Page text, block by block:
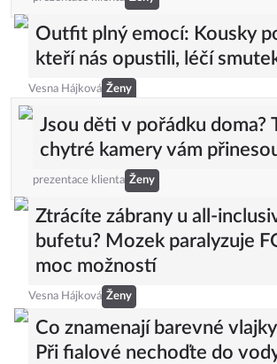
Outfit plný emocí: Kousky
kteří nás opustili, léčí
Vesna Hájková Ženy
Jsou děti v pořádku doma?
chytré kamery vám
prezentace klienta Ženy
Ztrácíte zábrany u all-
bufetu? Mozek paralyzuje
moc možností
Vesna Hájková Ženy
Co znamenají barevné
Při fialové nechoďte do